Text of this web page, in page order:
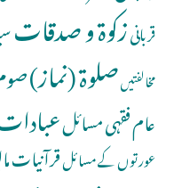
قربانیزکوۃ و صدقات
مخالفتیںصلوة (نماز)
عام فقہی مسائل
عورتوں کے مسائلقرآنیات